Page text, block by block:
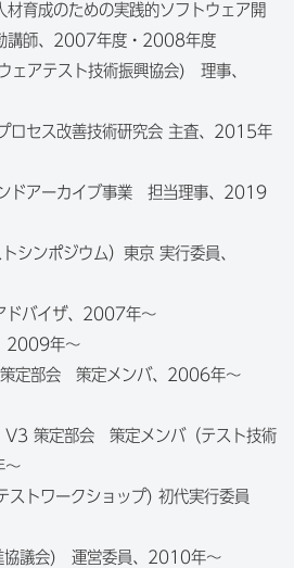
育成のための実践的ソフトウェア開
講師、2007年度・2008年度
ェアテスト技術振興協会) 理事、
ロセス改善技術研究会 主査、2015年
ドアーカイブ事業 担当理事、2019
シンポジウム）東京 実行委員、
ドバイザ、2007年～
2009年～
定部会 策定メンバ、2006年～
策定部会 策定メンバ（テスト技術
～
トワークショップ) 初代実行委員
協議会) 運営委員、2010年～